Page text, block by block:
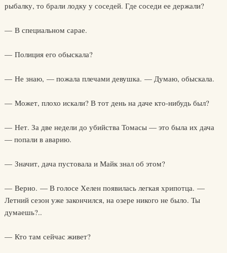
рыбалку, то брали лодку у соседей. Где соседи ее держали?
— В специальном сарае.
— Полиция его обыскала?
— Не знаю, — пожала плечами девушка. — Думаю, обыскала.
— Может, плохо искали? В тот день на даче кто-нибудь был?
— Нет. За две недели до убийства Томасы — это была их дача
— попали в аварию.
— Значит, дача пустовала и Майк знал об этом?
— Верно. — В голосе Хелен появилась легкая хрипотца. —
Летний сезон уже закончился, на озере никого не было. Ты
думаешь?..
— Кто там сейчас живет?